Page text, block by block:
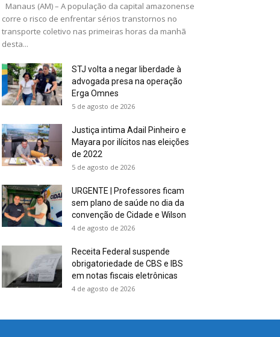
Manaus (AM) – A população da capital amazonense
corre o risco de enfrentar sérios transtornos no
transporte coletivo nas primeiras horas da manhã
desta...
STJ volta a negar liberdade à
advogada presa na operação
Erga Omnes
5 de agosto de 2026
Justiça intima Adail Pinheiro e
Mayara por ilícitos nas eleições
de 2022
5 de agosto de 2026
URGENTE | Professores ficam
sem plano de saúde no dia da
convenção de Cidade e Wilson
4 de agosto de 2026
Receita Federal suspende
obrigatoriedade de CBS e IBS
em notas fiscais eletrônicas
4 de agosto de 2026